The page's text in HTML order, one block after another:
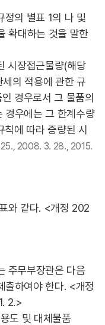
정의 별표 1의 나 및
확대하는 것을 말한
시장접근물량(해당
세의 적용에 관한 규
경우로서 그 물품의
경우에는 그 한계수량
에 따라 증량된 시
2008. 3. 28., 2015.
와 같다. <개정 202
주무부장관은 다음
출하여야 한다. <개정
2.>
용도 및 대체물품